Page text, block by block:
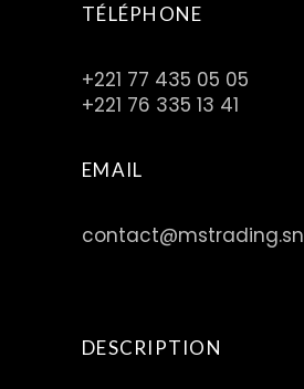
TÉLÉPHONE
+221 77 435 05 05
+221 76 335 13 41
EMAIL
contact@mstrading.sn
DESCRIPTION